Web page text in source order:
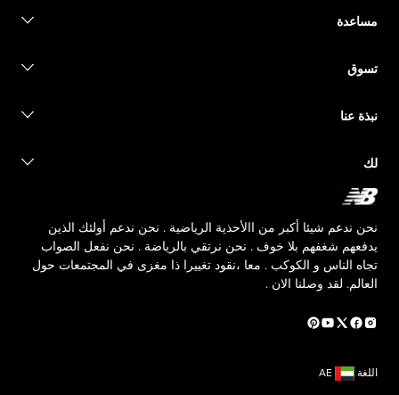
مساعدة
الأسئلة الشائعة
ابحث عن متجر
تسوق
الشحن معلومات
نبذة عنا
مسؤول القيادة
The TRACK at New Balance
الوظائف
خريطة الموقع
لك
حسابي
نحن ندعم شيئا أكبر من االأحذية الرياضية . نحن ندعم أولئك الذين
يدفعهم شغفهم بلا خوف . نحن نرتقي بالرياضة . نحن نفعل الصواب
تجاه الناس و الكوكب . معا ،نقود تغييرا ذا مغزى في المجتمعات حول
العالم. لقد وصلنا الان .
اللغة AE